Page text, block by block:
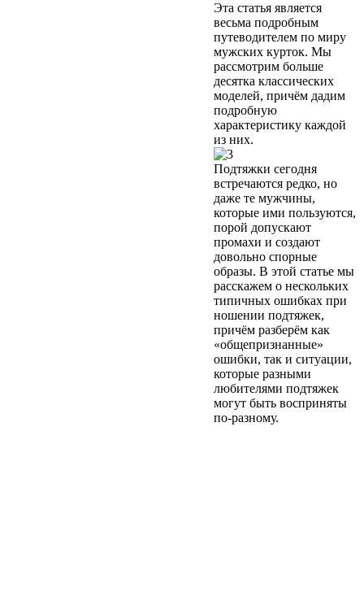
Эта статья является
весьма подробным
путеводителем по миру
мужских курток. Мы
рассмотрим больше
десятка классических
моделей, причём дадим
подробную
характеристику каждой
из них.
Подтяжки сегодня
встречаются редко, но
даже те мужчины,
которые ими пользуются,
порой допускают
промахи и создают
довольно спорные
образы. В этой статье мы
расскажем о нескольких
типичных ошибках при
ношении подтяжек,
причём разберём как
«общепризнанные»
ошибки, так и ситуации,
которые разными
любителями подтяжек
могут быть восприняты
по-разному.